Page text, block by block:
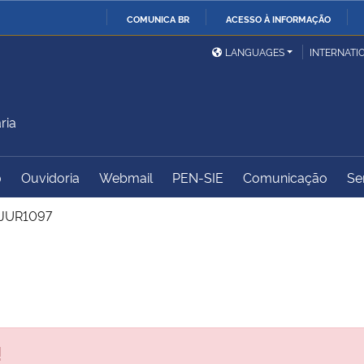
COMUNICA BR ACESSO À INFORMAÇÃO
Ministério da Defesa
Ministério das Relações
Exteriores
Ministério do
Desenvolvimento Regional
Controladoria-Geral da
LANGUAGES
Ouvidoria Webmail PEN-SIE Comunicação